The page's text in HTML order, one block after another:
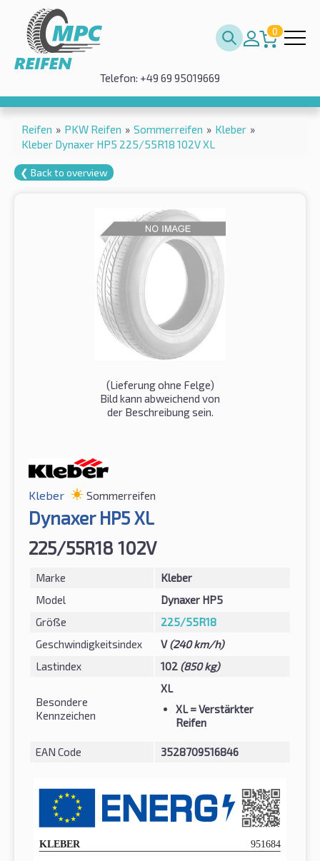
0
Telefon: +49 69 95019669
Reifen » PKW Reifen » Sommerreifen » Kleber »
Kleber Dynaxer HP5 225/55R18 102V XL
❮ Back to overview
(Lieferung ohne Felge)
Bild kann abweichend von
der Beschreibung sein.
Kleber Sommerreifen
Dynaxer HP5 XL
225/55R18 102V
Marke
Kleber
Model
Dynaxer HP5
Größe
225/55R18
Geschwindigkeitsindex
V(240 km/h)
Lastindex
102 (850 kg)
Besondere
Kennzeichen
XL
XL= Verstärkter
Reifen
EAN Code 3528709516846